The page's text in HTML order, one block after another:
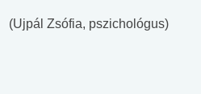
(Ujpál Zsófia, pszichológus)